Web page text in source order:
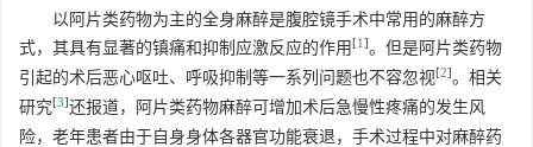
以阿片类药物为主的全身麻醉是腹腔镜手术中常用的麻醉方
式，其具有显著的镇痛和抑制应激反应的作用 [1 ]。但是阿片类药物
引起的术后恶心呕吐、呼吸抑制等一系列问题也不容忽视[2]。相关
研究[3]还报道，阿片类药物麻醉可增加术后急慢性疼痛的发生风
险，老年患者由于自身身体各器官功能衰退，手术过程中对麻醉药